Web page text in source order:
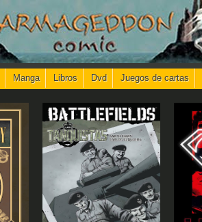
Manga Libros Dvd Juegos de cartas